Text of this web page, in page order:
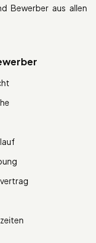
Bewerber aus allen